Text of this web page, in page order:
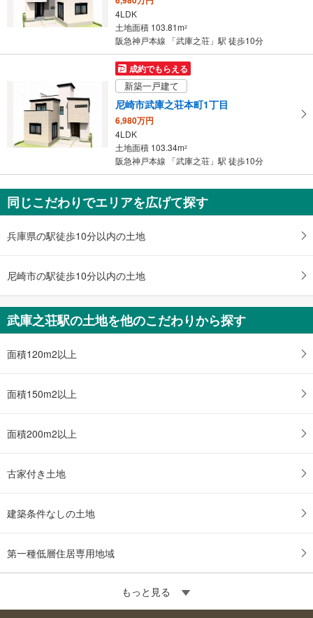
に
存
す
る
4LDK
土地面積 103.81m2
阪急神戸本線 「武庫之荘」駅 徒歩10分
成約でもらえる
新築一戸建て
尼崎市武庫之荘本町1丁目
6,980万円
4LDK
土地面積 103.34m2
阪急神戸本線 「武庫之荘」駅 徒歩10分
同じこだわりでエリアを広げて探す
兵庫県の駅徒歩10分以内の土地
尼崎市の駅徒歩10分以内の土地
武庫之荘駅の土地を他のこだわりから探す
面積120m2以上
面積150m2以上
面積200m2以上
古家付き土地
建築条件なしの土地
第一種低層住居専用地域
もっと見る